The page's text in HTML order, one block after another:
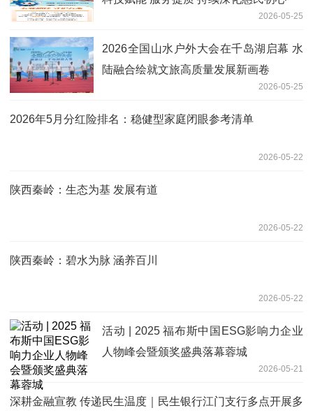
2026-05-25
2026全国山水户外大会在千岛湖启幕 水
陆融合绘就文旅高质量发展新画卷
2026-05-25
2026年5月分红险排名：稳健型家庭闭眼参考清单
2026-05-22
陕西秦岭：生态为基 发展有道
2026-05-22
陕西秦岭：碧水为脉 涵养百川
2026-05-22
活动 | 2025 福布斯中国ESG影响力企业
人物峰会暨颁奖盛典落幕蓉城
2026-05-21
深耕金融宣教 传递民生温度｜民生银行江门支行多点开展多